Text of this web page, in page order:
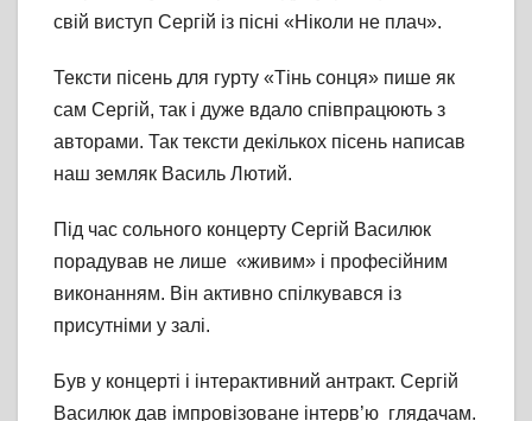
свій виступ Сергій із пісні «Ніколи не плач».
Тексти пісень для гурту «Тінь сонця» пише як
сам Сергій, так і дуже вдало співпрацюють з
авторами. Так тексти декількох пісень написав
наш земляк Василь Лютий.
Під час сольного концерту Сергій Василюк
порадував не лише «живим» і професійним
виконанням. Він активно спілкувався із
присутніми у залі.
Був у концерті і інтерактивний антракт. Сергій
Василюк дав імпровізоване інтерв’ю глядачам.